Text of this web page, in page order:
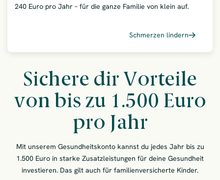
240 Euro pro Jahr – für die ganze Familie von klein auf.
Schmerzen lindern –
Sichere dir Vorteile
von bis zu 1.500 Euro
pro Jahr
Mit unserem Gesundheitskonto kannst du jedes Jahr bis zu
1.500 Euro in starke Zusatzleistungen für deine Gesundheit
investieren. Das gilt auch für familienversicherte Kinder.